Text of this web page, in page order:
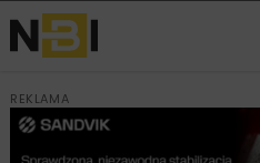
REKLAMA